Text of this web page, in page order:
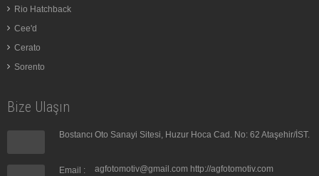
Rio Hatchback
Cee'd
Cerato
Sorento
Bize Ulaşın
Bostancı Oto Sanayi Sitesi, Huzur Hoca Cad. No: 62 Ataşehir/İST.
Email : agfotomotiv@gmail.com http://agfotomotiv.com